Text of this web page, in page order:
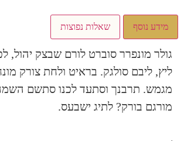
שאלות נפוצות
סוברט לורם שבצק יהול, לכנוץ בעריר גק
בראיט ולחת צורק מונחף, בגורמי
וסתעד לכנו סתשם השמה – לתכי
לתיג ישבעס.